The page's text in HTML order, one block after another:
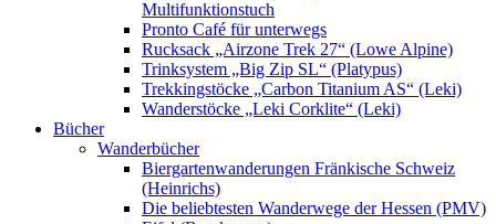
Multifunktionstuch
Pronto Café für unterwegs
Rucksack „Airzone Trek 27“ (Lowe Alpine)
Trinksystem „Big Zip SL“ (Platypus)
Trekkingstöcke „Carbon Titanium AS“ (Leki)
Wanderstöcke „Leki Corklite“ (Leki)
Bücher
Wanderbücher
Biergartenwanderungen Fränkische Schweiz
(Heinrichs)
Die beliebtesten Wanderwege der Hessen (PMV)